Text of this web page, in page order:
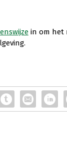
in om het